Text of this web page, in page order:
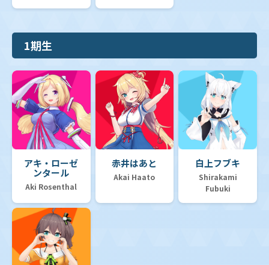
1期生
アキ・ローゼ
ンタール
Aki Rosenthal
赤井はあと
Akai Haato
白上フブキ
Shirakami
Fubuki